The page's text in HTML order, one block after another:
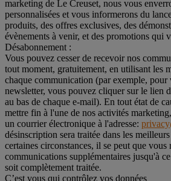
marketing de Le Creuset, nous vous
personnalisées et vous informerons du
produits, des offres exclusives, des
évènements à venir, et des promotions qui
Désabonnement :
Vous pouvez cesser de recevoir nos
tout moment, gratuitement, en utilisant les
chaque communication (par exemple, pour
newsletter, vous pouvez cliquer sur le lien
au bas de chaque e-mail). En tout état de
mettre fin à l'une de nos activités
un courrier électronique à l'adresse:
désinscription sera traitée dans les
certaines circonstances, il se peut que vous
communications supplémentaires jusqu'à
soit complètement traitée.
C’est vous qui contrôlez vos données